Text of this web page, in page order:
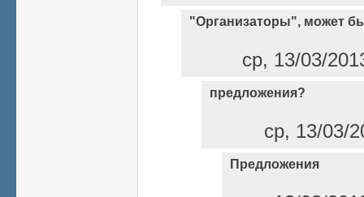
"Организаторы", может
ср, 13/03/
предложения?
ср, 13/03/
Предложения